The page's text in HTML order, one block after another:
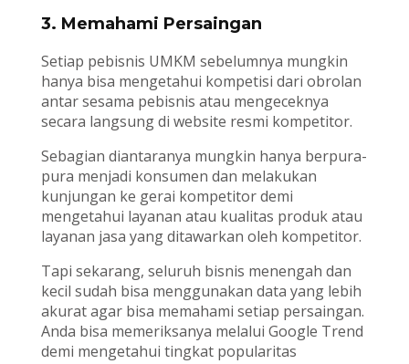
3. Memahami Persaingan
Setiap pebisnis UMKM sebelumnya mungkin
hanya bisa mengetahui kompetisi dari obrolan
antar sesama pebisnis atau mengeceknya
secara langsung di website resmi kompetitor.
Sebagian diantaranya mungkin hanya berpura-
pura menjadi konsumen dan melakukan
kunjungan ke gerai kompetitor demi
mengetahui layanan atau kualitas produk atau
layanan jasa yang ditawarkan oleh kompetitor.
Tapi sekarang, seluruh bisnis menengah dan
kecil sudah bisa menggunakan data yang lebih
akurat agar bisa memahami setiap persaingan.
Anda bisa memeriksanya melalui Google Trend
demi mengetahui tingkat popularitas